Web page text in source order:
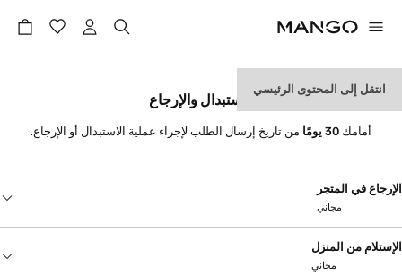
انتقل إلى المحتوى الرئيسي
الاستبدال والإرجاع
أمامك 30 يومًا من تاريخ إرسال الطلب لإجراء عملية الاستبدال أو الإرجاع.
الإرجاع في المتجر
مجاني
ما عليك سوى تقديم نموذج الإرجاع الذي تلقيته مع طلبك أو الرمز الشريطي الذي
الإستلام من المنزل
مجاني